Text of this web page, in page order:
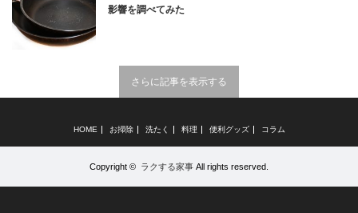
影響を調べてみた
さらに記事を表示する
HOME お掃除 洗たく 料理 便利グッズ コラム
Copyright © ラクする家事 All rights reserved.